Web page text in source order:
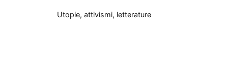
Utopie, attivismi, letterature